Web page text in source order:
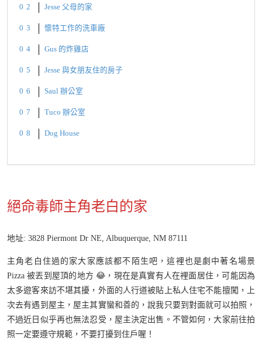
Jesse 父母的家
懷特工作的洗車廠
Gus 的炸雞店
Jesse 與女朋友住的房子
Saul 辦公室
Tuco 辦公室
Dog House
絕命毒師主角老白的家
地址: 3828 Piermont Dr NE, Albuquerque, NM 87111
主角老白住過的家大家應該都不陌生吧，這裡也是劇中著名場景
Pizza 被丟到屋頂的地方 😂，現在是真實有人在裡面居住，可能因為
太多遊客來訪不堪其擾，外面的人行道被貼上私人住宅不能擅闖，上
次去有遇到屋主，屋主其實蠻和善的，說我只要到對面就可以拍照，
不過近日似乎再也無法忍受，屋主決定出售。不管如何，大家前往拍
照一定要遵守規範，不要打擾到住戶喔！